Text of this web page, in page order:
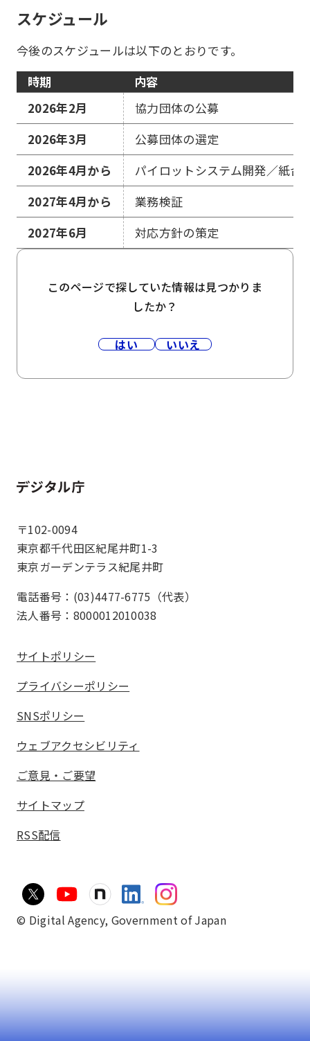
スケジュール
今後のスケジュールは以下のとおりです。
時期
内容
2026年2月
協力団体の公募
2026年3月
公募団体の選定
2026年4月から
パイロットシステム開発／紙台
2027年4月から
業務検証
2027年6月
対応方針の策定
このページで探していた情報は見つかりま
したか？
はい いいえ
ホーム
〒102-0094
東京都千代田区紀尾井町1-3
東京ガーデンテラス紀尾井町
電話番号：(03)4477-6775（代表）
法人番号：8000012010038
サイトポリシー
プライバシーポリシー
SNSポリシー
ウェブアクセシビリティ
ご意見・ご要望
サイトマップ
RSS配信
© Digital Agency, Government of Japan